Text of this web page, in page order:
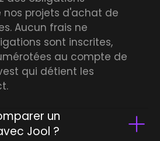
nos projets d'achat de
Aucun frais ne
sont inscrites,
au compte de
qui détient les
un
Jool ?